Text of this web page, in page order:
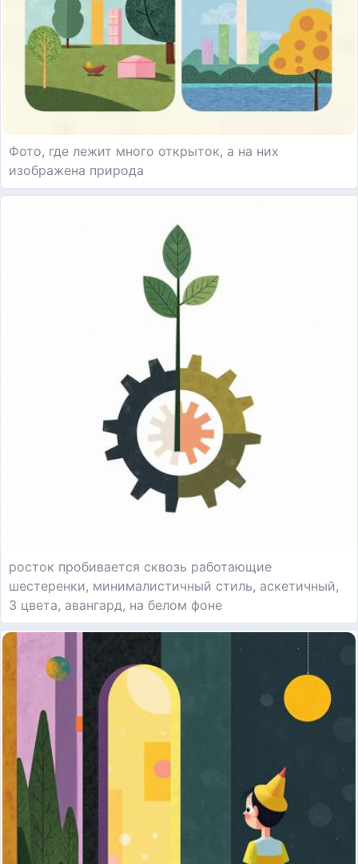
Фото, где лежит много открыток, а на них
изображена природа
росток пробивается сквозь работающие
шестеренки, минималистичный стиль, аскетичный,
3 цвета, авангард, на белом фоне